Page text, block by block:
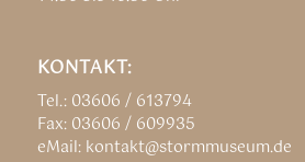
KONTAKT:
Tel.: 03606 / 613794
Fax: 03606 / 609935
eMail: kontakt@stormmuseum.de